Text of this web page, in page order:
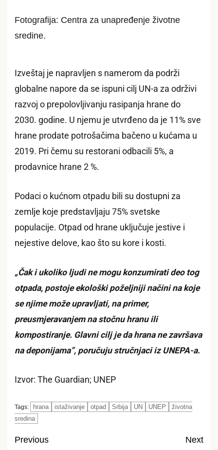
Fotografija: Centra za unapređenje životne
sredine.
Izveštaj je napravljen s namerom da podrži
globalne napore da se ispuni cilj UN-a za održivi
razvoj o prepolovljivanju rasipanja hrane do
2030. godine. U njemu je utvrđeno da je 11% sve
hrane prodate potrošačima bačeno u kućama u
2019. Pri čemu su restorani odbacili 5%, a
prodavnice hrane 2 %.
Podaci o kućnom otpadu bili su dostupni za
zemlje koje predstavljaju 75% svetske
populacije. Otpad od hrane uključuje jestive i
nejestive delove, kao što su kore i kosti.
„Čak i ukoliko ljudi ne mogu konzumirati deo tog
otpada, postoje ekološki poželjniji načini na koje
se njime može upravljati, na primer,
preusmjeravanjem na stočnu hranu ili
kompostiranje. Glavni cilj je da hrana ne završava
na deponijama”, poručuju stručnjaci iz UNEPA-a.
Izvor: The Guardian; UNEP
Tags: hrana istaživanje otpad Srbija UN UNEP
životna
sredina
Previous
Next